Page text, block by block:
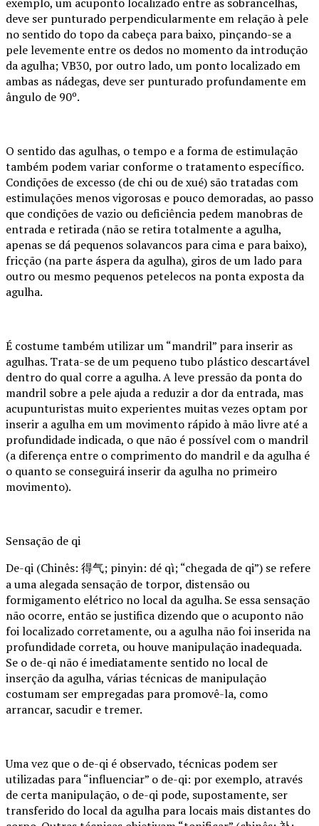
deve ser punturado perpendicularmente em relação à pele
no sentido do topo da cabeça para baixo, pinçando-se a
pele levemente entre os dedos no momento da introdução
da agulha; VB30, por outro lado, um ponto localizado em
ambas as nádegas, deve ser punturado profundamente em
ângulo de 90º.
O sentido das agulhas, o tempo e a forma de estimulação
também podem variar conforme o tratamento específico.
Condições de excesso (de chi ou de xué) são tratadas com
estimulações menos vigorosas e pouco demoradas, ao passo
que condições de vazio ou deficiência pedem manobras de
entrada e retirada (não se retira totalmente a agulha,
apenas se dá pequenos solavancos para cima e para baixo),
fricção (na parte áspera da agulha), giros de um lado para
outro ou mesmo pequenos petelecos na ponta exposta da
agulha.
É costume também utilizar um “mandril” para inserir as
agulhas. Trata-se de um pequeno tubo plástico descartável
dentro do qual corre a agulha. A leve pressão da ponta do
mandril sobre a pele ajuda a reduzir a dor da entrada, mas
acupunturistas muito experientes muitas vezes optam por
inserir a agulha em um movimento rápido à mão livre até a
profundidade indicada, o que não é possível com o mandril
(a diferença entre o comprimento do mandril e da agulha é
o quanto se conseguirá inserir da agulha no primeiro
movimento).
Sensação de qi
De-qi (Chinês: 得气; pinyin: dé qì; “chegada de qi”) se refere
a uma alegada sensação de torpor, distensão ou
formigamento elétrico no local da agulha. Se essa sensação
não ocorre, então se justifica dizendo que o acuponto não
foi localizado corretamente, ou a agulha não foi inserida na
profundidade correta, ou houve manipulação inadequada.
Se o de-qi não é imediatamente sentido no local de
inserção da agulha, várias técnicas de manipulação
costumam ser empregadas para promovê-la, como
arrancar, sacudir e tremer.
Uma vez que o de-qi é observado, técnicas podem ser
utilizadas para “influenciar” o de-qi: por exemplo, através
de certa manipulação, o de-qi pode, supostamente, ser
transferido do local da agulha para locais mais distantes do